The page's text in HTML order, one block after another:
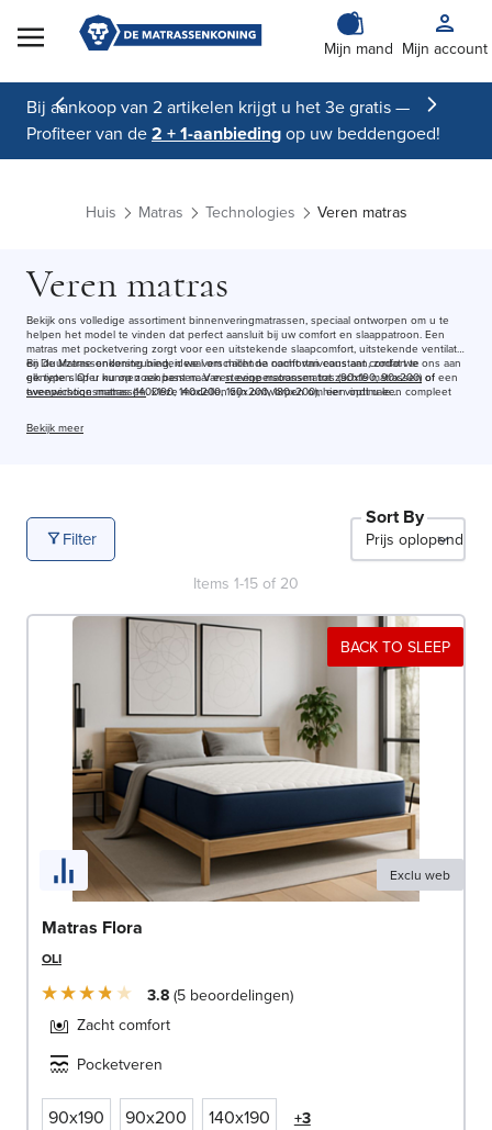
Skip to Content
Mijn mand Mijn account
Bij aankoop van 2 artikelen krijgt u het 3e gratis —
Profiteer van de2 + 1-aanbiedingop uw beddengoed!
Huis Matras Technologies Veren matras
Veren matras
Bekijk ons volledige assortiment binnenveringmatrassen, speciaal ontworpen om u te
helpen het model te vinden dat perfect aansluit bij uw comfort en slaappatroon. Een
matras met pocketvering zorgt voor een uitstekende slaapcomfort, uitstekende ventilatie
en duurzame ondersteuning, ideaal om nacht na nacht van constant comfort te
genieten. Of u nu op zoek bent naar eeneenpersoonsmatras(90x190, 90x200) of een
tweepersoonsmatras(140x190, 140x200, 160x200, 180x200), hier vindt u een compleet
Bij De Matrassenkoning bieden we verschillende comfortniveaus aan, zodat we ons aan
elk type slaper kunnen aanpassen. Vanstevige matrassentotzachte matrassen of
evenwichtige matrassen. Deze modellen zijn ontworpen om een optimale
Bekijk meer
Filter
Sort By
Items 1-15 of 20
BACK TO SLEEP
Exclu web
Matras Flora
OLI
3.8 5 beoordelingen
Zacht comfort
Pocketveren
90x190 90x200 140x190 +3